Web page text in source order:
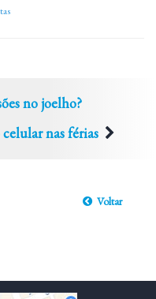
no joelho?
nas férias
Voltar